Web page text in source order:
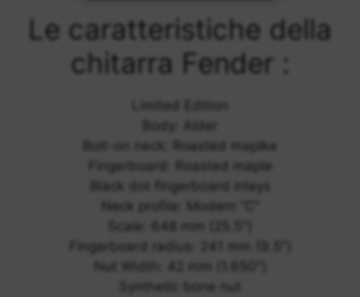
Le caratteristiche della
chitarra Fender :
Limited Edition
Body: Alder
Bolt-on neck: Roasted maplke
Fingerboard: Roasted maple
Black dot fingerboard inlays
Neck profile: Modern “C”
Scale: 648 mm (25.5″)
Fingerboard radius: 241 mm (9.5″)
Synthetic bone nut